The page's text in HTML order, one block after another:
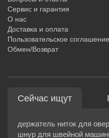
Сервис и гарантия
О нас
Доставка и оплата
Пользовательское соглашение
Обмен/Возврат
Сейчас ищут
держатель ниток для
шнур для швейной